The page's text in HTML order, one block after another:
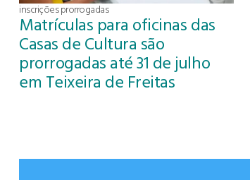
inscrições prorrogadas
Matrículas para oficinas das
Casas de Cultura são
prorrogadas até 31 de julho
em Teixeira de Freitas